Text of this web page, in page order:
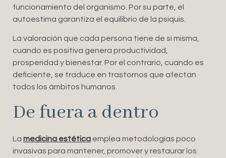
funcionamiento del organismo. Por su parte, el
autoestima garantiza el equilibrio de la psiquis.
La valoración que cada persona tiene de sí misma,
cuando es positiva genera productividad,
prosperidad y bienestar. Por el contrario, cuando es
deficiente, se traduce en trastornos que afectan
todos los ámbitos humanos.
De fuera a dentro
La medicina estética emplea metodologías poco
invasivas para mantener, promover y restaurar los